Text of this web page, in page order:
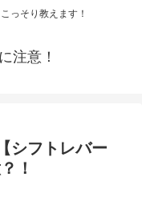
っそり教えます！
注意！
シフトレバー
！